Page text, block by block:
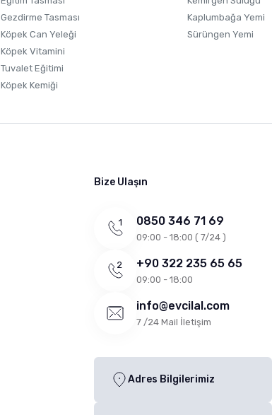
Gezdirme Tasması
Köpek Can Yeleği
Köpek Vitamini
Tuvalet Eğitimi
Köpek Kemiği
Kaplumbağa Yemi
Sürüngen Yemi
Bize Ulaşın
0850 346 71 69
09:00 - 18:00 ( 7/24 )
+90 322 235 65 65
09:00 - 18:00
info@evcilal.com
7 /24 Mail İletişim
Adres Bilgilerimiz